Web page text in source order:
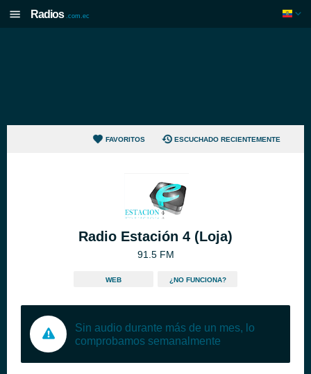
Radios .com.ec
FAVORITOS ESCUCHADO RECIENTEMENTE
Radio Estación 4 (Loja)
91.5 FM
WEB ¿NO FUNCIONA?
Sin audio durante más de un mes, lo
comprobamos semanalmente